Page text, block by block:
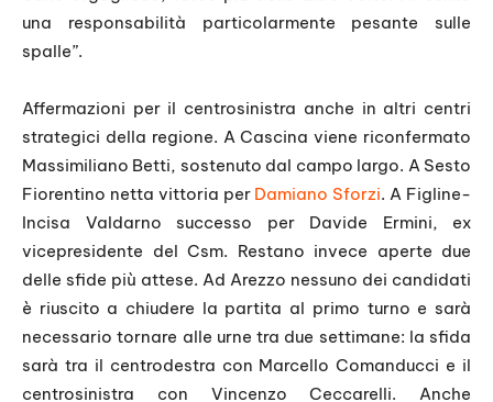
una responsabilità particolarmente pesante sulle
spalle”.
Affermazioni per il centrosinistra anche in altri centri
strategici della regione. A Cascina viene riconfermato
Massimiliano Betti, sostenuto dal campo largo. A Sesto
Fiorentino netta vittoria per Damiano Sforzi. A Figline-
Incisa Valdarno successo per Davide Ermini, ex
vicepresidente del Csm. Restano invece aperte due
delle sfide più attese. Ad Arezzo nessuno dei candidati
è riuscito a chiudere la partita al primo turno e sarà
necessario tornare alle urne tra due settimane: la sfida
sarà tra il centrodestra con Marcello Comanducci e il
centrosinistra con Vincenzo Ceccarelli. Anche